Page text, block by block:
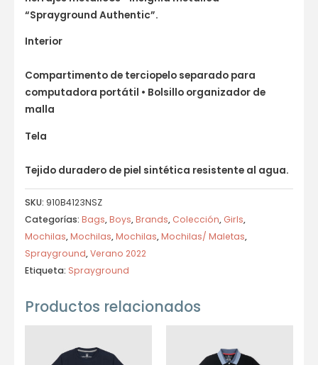
“Sprayground Authentic”.
Interior
Compartimento de terciopelo separado para
computadora portátil • Bolsillo organizador de
malla
Tela
Tejido duradero de piel sintética resistente al agua.
SKU: 910B4123NSZ
Categorías: Bags,Boys,Brands, Colección, Girls,
Mochilas,Mochilas,Mochilas,Mochilas/ Maletas,
Sprayground,Verano 2022
Etiqueta: Sprayground
Productos relacionados